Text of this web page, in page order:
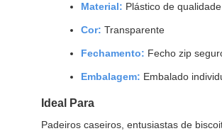
Material: Plástico de
Cor: Transparente
Fechamento: Fecho zip
Embalagem: Embalado
Ideal Para
Padeiros caseiros, entusiastas de